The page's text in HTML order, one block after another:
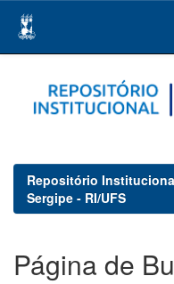
navigation
Repositório
Sergipe - RI/UFS
Página de